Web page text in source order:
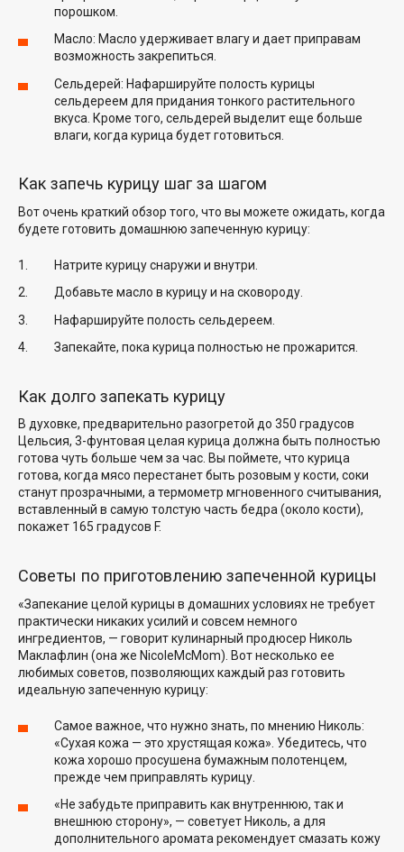
порошком.
Масло: Масло удерживает влагу и дает приправам
возможность закрепиться.
Сельдерей: Нафаршируйте полость курицы
сельдереем для придания тонкого растительного
вкуса. Кроме того, сельдерей выделит еще больше
влаги, когда курица будет готовиться.
Как запечь курицу шаг за шагом
Вот очень краткий обзор того, что вы можете ожидать, когда
будете готовить домашнюю запеченную курицу:
Натрите курицу снаружи и внутри.
Добавьте масло в курицу и на сковороду.
Нафаршируйте полость сельдереем.
Запекайте, пока курица полностью не прожарится.
Как долго запекать курицу
В духовке, предварительно разогретой до 350 градусов
Цельсия, 3-фунтовая целая курица должна быть полностью
готова чуть больше чем за час. Вы поймете, что курица
готова, когда мясо перестанет быть розовым у кости, соки
станут прозрачными, а термометр мгновенного считывания,
вставленный в самую толстую часть бедра (около кости),
покажет 165 градусов F.
Советы по приготовлению запеченной курицы
«Запекание целой курицы в домашних условиях не требует
практически никаких усилий и совсем немного
ингредиентов, — говорит кулинарный продюсер Николь
Маклафлин (она же NicoleMcMom). Вот несколько ее
любимых советов, позволяющих каждый раз готовить
идеальную запеченную курицу:
Самое важное, что нужно знать, по мнению Николь:
«Сухая кожа — это хрустящая кожа». Убедитесь, что
кожа хорошо просушена бумажным полотенцем,
прежде чем приправлять курицу.
«Не забудьте приправить как внутреннюю, так и
внешнюю сторону», — советует Николь, а для
дополнительного аромата рекомендует смазать кожу